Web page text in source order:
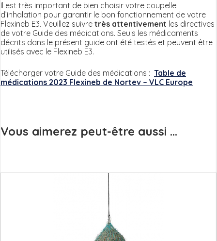
Il est très important de bien choisir votre coupelle
d’inhalation pour garantir le bon fonctionnement de votre
Flexineb E3. Veuillez suivre très attentivement les directives
de votre Guide des médications. Seuls les médicaments
décrits dans le présent guide ont été testés et peuvent être
utilisés avec le Flexineb E3.
Télécharger votre Guide des médications : Table de
médications 2023 Flexineb de Nortev – VLC Europe
Vous aimerez peut-être aussi ...